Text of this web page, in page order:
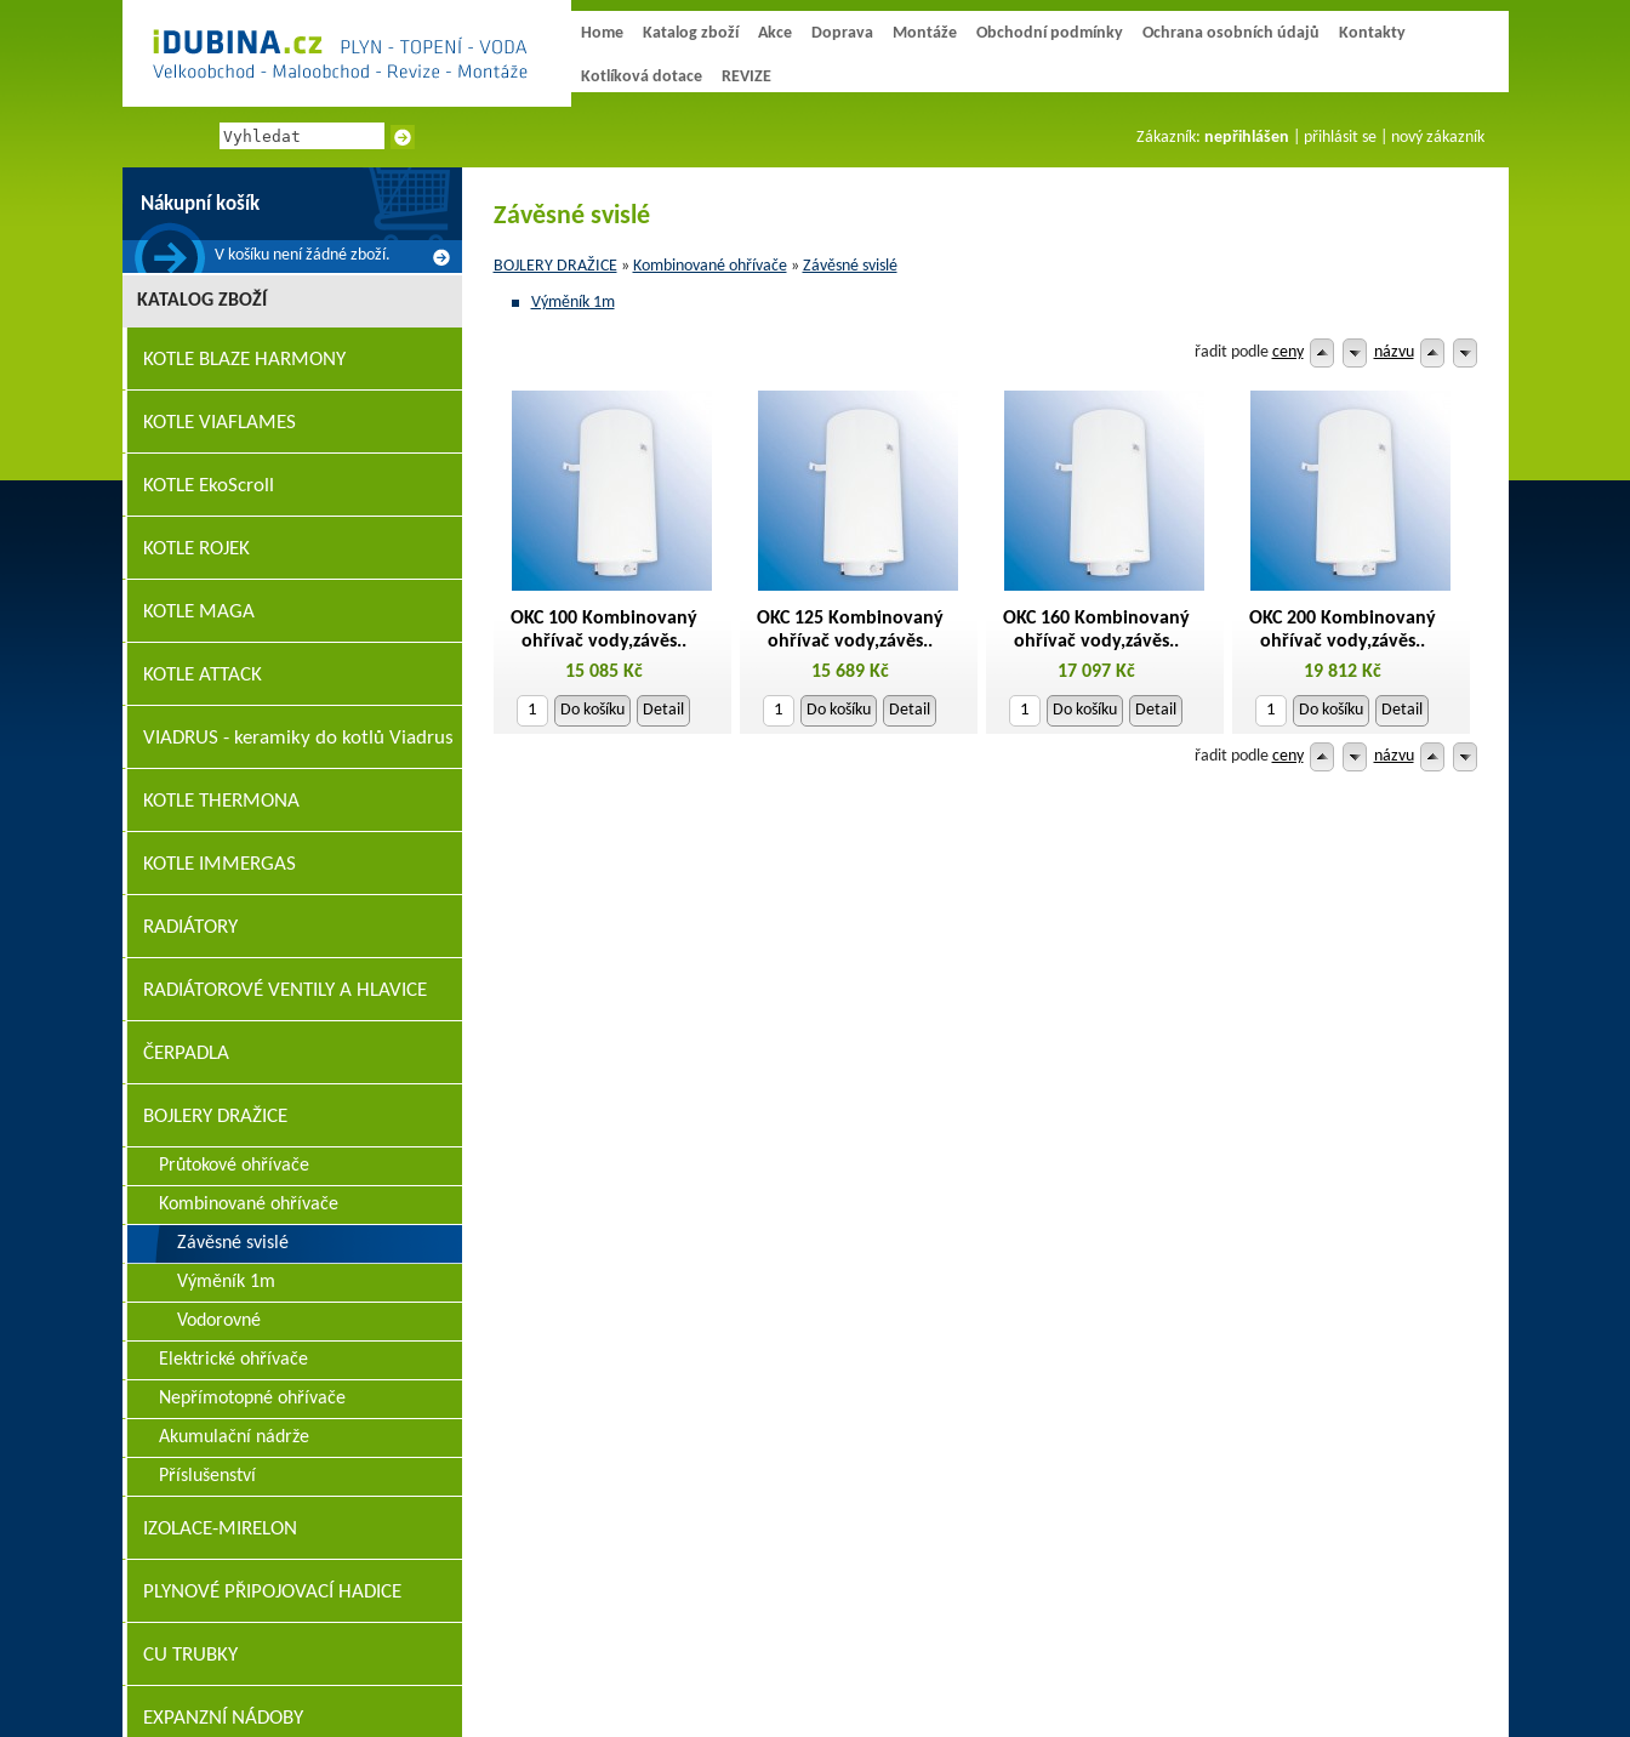
Home Katalog zboží Akce Doprava Montáže Obchodní podmínky Ochrana osobních údajů Kontakty
Kotlíková dotace REVIZE
Zákazník: nepřihlášen přihlásit se| nový zákazník
Závěsné svislé
BOJLERY DRAŽICE» Kombinované ohřívače» Závěsné svislé
Výměník 1m
řadit podle ceny názvu
OKC 100 Kombinovaný
ohřívač vody,závěs..
15 085 Kč
Do košíku Detail
OKC 125 Kombinovaný
ohřívač vody,závěs..
15 689 Kč
Do košíku Detail
OKC 160 Kombinovaný
ohřívač vody,závěs..
17 097 Kč
Do košíku Detail
OKC 200 Kombinovaný
ohřívač vody,závěs..
19 812 Kč
Do košíku Detail
řadit podle ceny názvu
Nákupní košík
V košíku není žádné zboží.
KATALOG ZBOŽÍ
KOTLE BLAZE HARMONY
KOTLE VIAFLAMES
KOTLE EkoScroll
KOTLE ROJEK
KOTLE MAGA
KOTLE ATTACK
VIADRUS - keramiky do kotlů Viadrus
KOTLE THERMONA
KOTLE IMMERGAS
RADIÁTORY
RADIÁTOROVÉ VENTILY A HLAVICE
ČERPADLA
BOJLERY DRAŽICE
Průtokové ohřívače
Kombinované ohřívače
Závěsné svislé
Výměník 1m
Vodorovné
Elektrické ohřívače
Nepřímotopné ohřívače
Akumulační nádrže
Příslušenství
IZOLACE-MIRELON
PLYNOVÉ PŘIPOJOVACÍ HADICE
CU TRUBKY
EXPANZNÍ NÁDOBY